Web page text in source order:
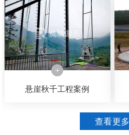
悬崖秋千工程案例
查看更多